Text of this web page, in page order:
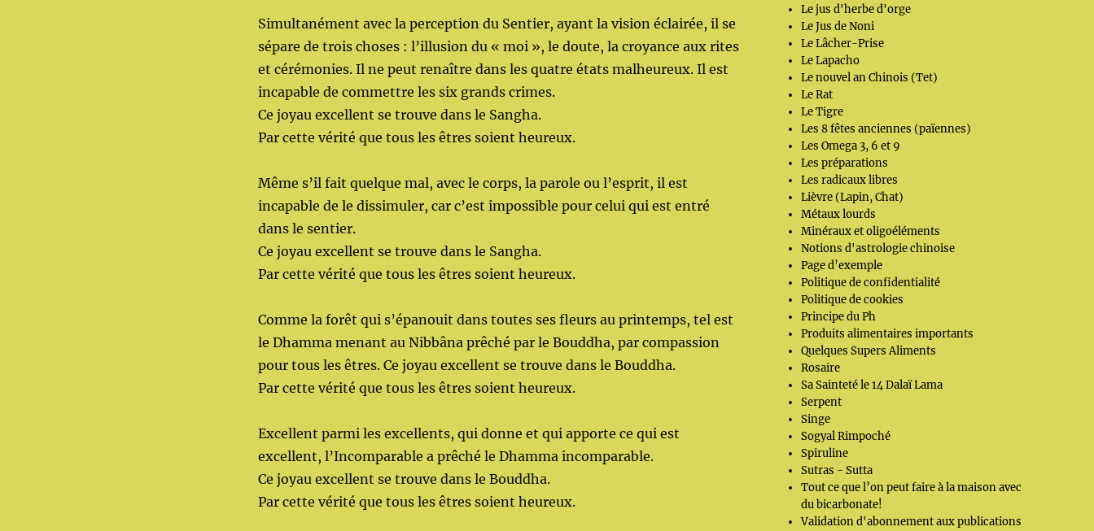
Simultanément avec la perception du Sentier, ayant la vision éclairée, il se
sépare de trois choses : l’illusion du « moi », le doute, la croyance aux rites
et cérémonies. Il ne peut renaître dans les quatre états malheureux. Il est
incapable de commettre les six grands crimes.
Ce joyau excellent se trouve dans le Sangha.
Par cette vérité que tous les êtres soient heureux.
Même s’il fait quelque mal, avec le corps, la parole ou l’esprit, il est
incapable de le dissimuler, car c’est impossible pour celui qui est entré
dans le sentier.
Ce joyau excellent se trouve dans le Sangha.
Par cette vérité que tous les êtres soient heureux.
Comme la forêt qui s’épanouit dans toutes ses fleurs au printemps, tel est
le Dhamma menant au Nibbâna prêché par le Bouddha, par compassion
pour tous les êtres. Ce joyau excellent se trouve dans le Bouddha.
Par cette vérité que tous les êtres soient heureux.
Excellent parmi les excellents, qui donne et qui apporte ce qui est
excellent, l’Incomparable a prêché le Dhamma incomparable.
Ce joyau excellent se trouve dans le Bouddha.
Par cette vérité que tous les êtres soient heureux.
Le jus d'herbe d'orge
Le Jus de Noni
Le Lâcher-Prise
Le Lapacho
Le nouvel an Chinois (Tet)
Le Rat
Le Tigre
Les 8 fêtes anciennes (païennes)
Les Omega 3, 6 et 9
Les préparations
Les radicaux libres
Lièvre (Lapin, Chat)
Métaux lourds
Minéraux et oligoéléments
Notions d'astrologie chinoise
Page d’exemple
Politique de confidentialité
Politique de cookies
Principe du Ph
Produits alimentaires importants
Quelques Supers Aliments
Rosaire
Sa Sainteté le 14 Dalaï Lama
Serpent
Singe
Sogyal Rimpoché
Spiruline
Sutras - Sutta
Tout ce que l’on peut faire à la maison avec
du bicarbonate!
Validation d'abonnement aux publications